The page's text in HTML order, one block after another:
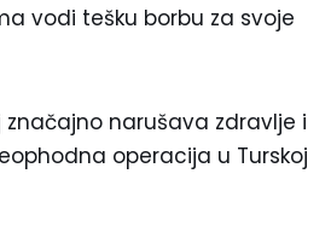
vodi tešku borbu za svoje
narušava zdravlje i
operacija u Turskoj